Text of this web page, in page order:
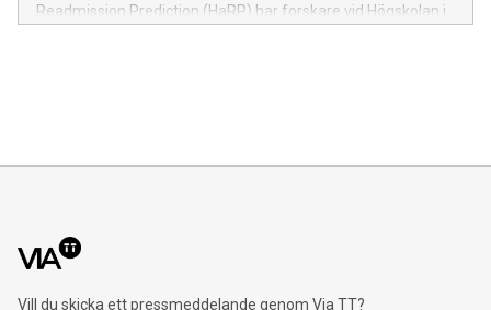
Readmission Prediction (HaRP) har forskare vid Högskolan i
Vill du skicka ett pressmeddelande genom Via TT?